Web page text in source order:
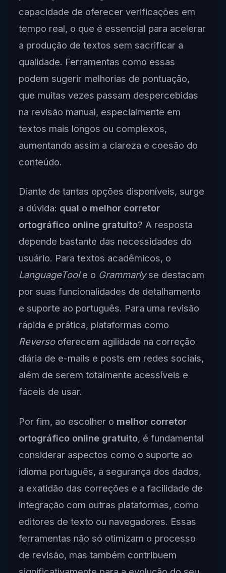
capacidade de oferecer verificações em
tempo real, o que é essencial para acelerar
a produção de textos sem sacrificar a
qualidade. Ferramentas como essas
podem sugerir melhorias de pontuação,
que muitas vezes passam despercebidas
na revisão manual, especialmente em
textos mais longos ou complexos,
aumentando assim a clareza e coesão do
conteúdo.
Diante de tantas opções disponíveis, surge
a dúvida: qual o melhor corretor
ortográfico online gratuito? A resposta
depende bastante das necessidades do
usuário. Para textos acadêmicos, o
LanguageToole o Grammarlyse destacam
por suas funcionalidades de detalhamento
e suporte ao português. Para uma revisão
rápida e prática, plataformas como
Reversooferecem agilidade na correção
diária de e-mails e posts em redes sociais,
além de serem totalmente acessíveis e
fáceis de usar.
Por fim, ao escolher o melhor corretor
ortográfico online gratuito, é fundamental
considerar aspectos como o suporte ao
idioma português, a segurança dos dados,
a exatidão das correções e a facilidade de
integração com outras plataformas, como
editores de texto ou navegadores. Essas
ferramentas não só otimizam o processo
de revisão, mas também contribuem